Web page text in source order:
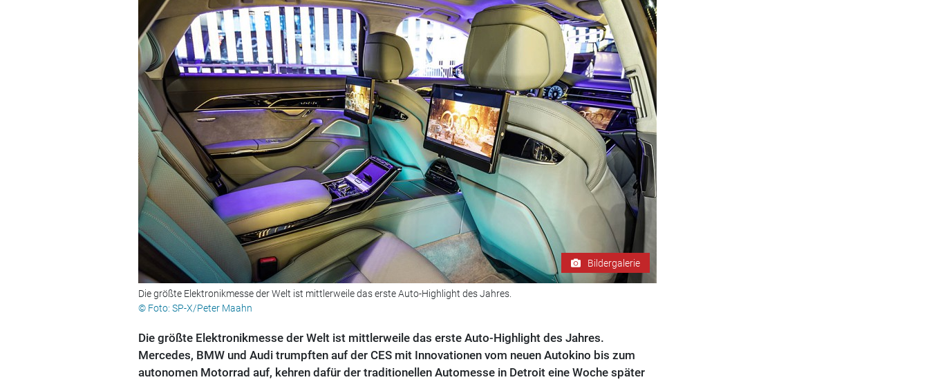
Bildergalerie
Die größte Elektronikmesse der Welt ist mittlerweile das erste Auto-Highlight des Jahres.
© Foto: SP-X/Peter Maahn
Die größte Elektronikmesse der Welt ist mittlerweile das erste Auto-Highlight des Jahres.
Mercedes, BMW und Audi trumpften auf der CES mit Innovationen vom neuen Autokino bis zum
autonomen Motorrad auf, kehren dafür der traditionellen Automesse in Detroit eine Woche später